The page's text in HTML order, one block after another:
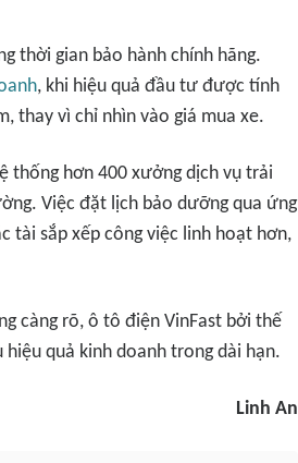
thời gian bảo hành chính hãng.
, khi hiệu quả đầu tư được tính
thay vì chỉ nhìn vào giá mua xe.
thống hơn 400 xưởng dịch vụ trải
Việc đặt lịch bảo dưỡng qua ứng
tài sắp xếp công việc linh hoạt hơn,
càng rõ, ô tô điện VinFast bởi thế
quả kinh doanh trong dài hạn.
Linh An